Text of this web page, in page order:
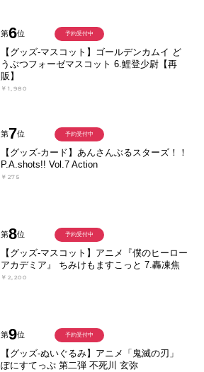
第6位
【グッズ-マスコット】ゴールデンカムイ ど
うぶつフォーゼマスコット 6.鯉登少尉【再
販】
￥1,980
予約受付中
第7位
【グッズ-カード】あんさんぶるスターズ！！
P.A.shots!! Vol.7 Action
￥275
予約受付中
第8位
【グッズ-マスコット】アニメ『僕のヒーロー
アカデミア』 ちみけもますこっと 7.轟凍焦
￥2,200
予約受付中
第9位
【グッズ-ぬいぐるみ】アニメ「鬼滅の刃」
ぽにすてっぷ 第二弾 不死川 玄弥
予約受付中